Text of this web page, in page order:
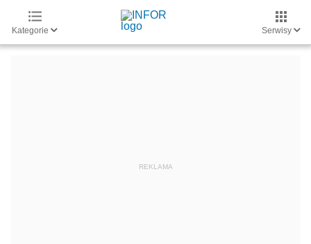
Kategorie Serwisy